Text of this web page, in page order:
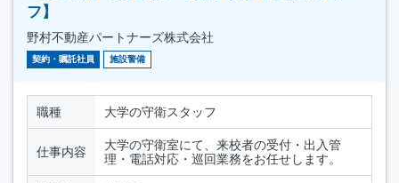
フ】
野村不動産パートナーズ株式会社
契約・嘱託社員 施設警備
職種 大学の守衛スタッフ
仕事内容
大学の守衛室にて、来校者の受付・出入管
理・電話対応・巡回業務をお任せします。